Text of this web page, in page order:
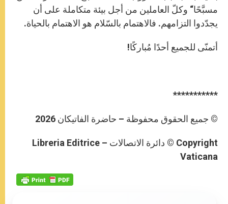
مسبَّحًا“ وكلّ العاملين من أجل بيئة متكاملة على أن
يجدّدوا التزامهم. فالاهتمام بالسّلام هو الاهتمام بالحياة.
أتمنّى للجميع أحدًا مُباركًا!
***********
© جميع الحقوق محفوظة – حاضرة الفاتيكان 2026
Copyright © دائرة الاتصالات – Libreria Editrice
Vaticana